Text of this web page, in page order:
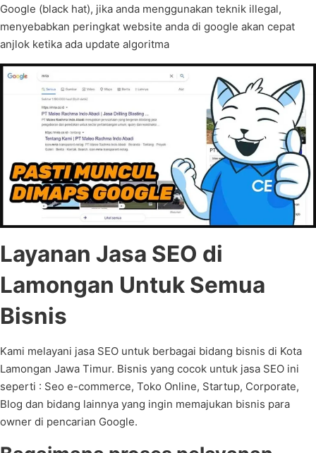
Google (black hat), jika anda menggunakan teknik illegal,
menyebabkan peringkat website anda di google akan cepat
anjlok ketika ada update algoritma
Layanan Jasa SEO di
Lamongan Untuk Semua
Bisnis
Kami melayani jasa SEO untuk berbagai bidang bisnis di Kota
Lamongan Jawa Timur. Bisnis yang cocok untuk jasa SEO ini
seperti : Seo e-commerce, Toko Online, Startup, Corporate,
Blog dan bidang lainnya yang ingin memajukan bisnis para
owner di pencarian Google.